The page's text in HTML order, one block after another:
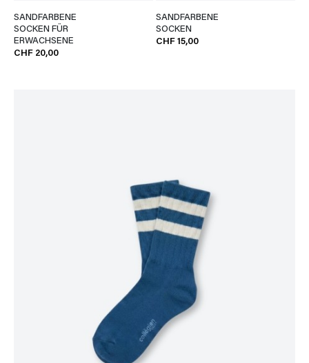
SANDFARBENE
SOCKEN FÜR
ERWACHSENE
CHF 20,00
SANDFARBENE
SOCKEN
CHF 15,00